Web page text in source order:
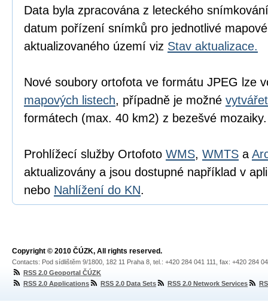
Data byla zpracována z leteckého
datum pořízení snímků pro jednotlivé
aktualizovaného území viz Stav aktualizace.
Nové soubory ortofota ve formátu JPEG lze
mapových listech, případně je možné
formátech (max. 40 km2) z bezešvé mozaiky.
Prohlížecí služby Ortofoto WMS, WMTS a
aktualizovány a jsou dostupné například v
nebo Nahlížení do KN.
Copyright © 2010 ČÚZK, All rights reserved.
Contacts: Pod sídlištěm 9/1800, 182 11 Praha 8, tel.: +420 284 041 111, fax: +420 284
RSS 2.0 Geoportal ČÚZK
RSS 2.0 Applications
RSS 2.0 Data Sets RSS 2.0 Network Services